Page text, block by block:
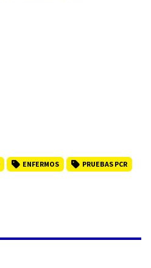
ENFERMOS
PRUEBAS PCR